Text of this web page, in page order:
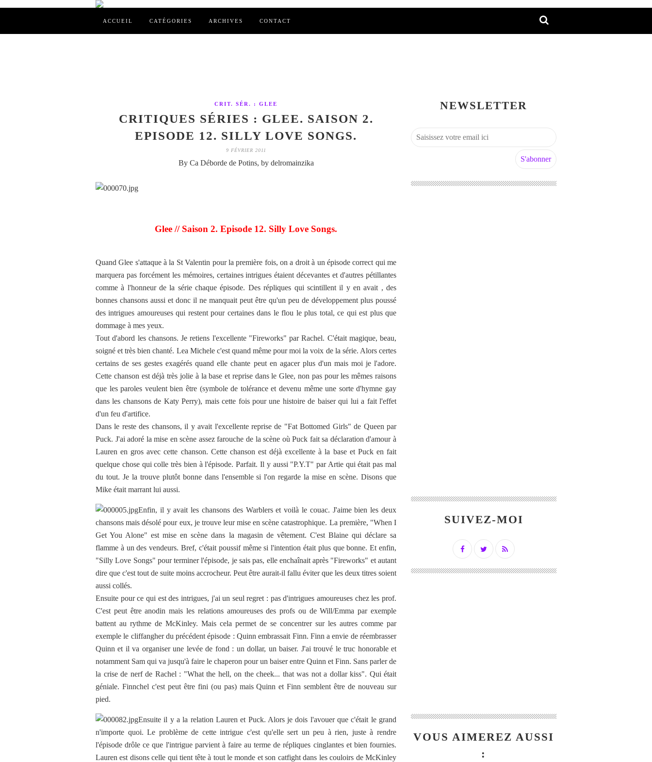
ACCUEIL CATÉGORIES ARCHIVES CONTACT
CRIT. SÉR. : GLEE
CRITIQUES SÉRIES : GLEE. SAISON 2.
EPISODE 12. SILLY LOVE SONGS.
9 FÉVRIER 2011
By Ca Déborde de Potins, by delromainzika
Glee // Saison 2. Episode 12. Silly Love Songs.
Quand Glee s'attaque à la St Valentin pour la première fois, on a droit à un épisode correct qui me
marquera pas forcément les mémoires, certaines intrigues étaient décevantes et d'autres pétillantes
comme à l'honneur de la série chaque épisode. Des répliques qui scintillent il y en avait , des
bonnes chansons aussi et donc il ne manquait peut être qu'un peu de développement plus poussé
des intrigues amoureuses qui restent pour certaines dans le flou le plus total, ce qui est plus que
dommage à mes yeux.
Tout d'abord les chansons. Je retiens l'excellente "Fireworks" par Rachel. C'était magique, beau,
soigné et très bien chanté. Lea Michele c'est quand même pour moi la voix de la série. Alors certes
certains de ses gestes exagérés quand elle chante peut en agacer plus d'un mais moi je l'adore.
Cette chanson est déjà très jolie à la base et reprise dans le Glee, non pas pour les mêmes raisons
que les paroles veulent bien être (symbole de tolérance et devenu même une sorte d'hymne gay
dans les chansons de Katy Perry), mais cette fois pour une histoire de baiser qui lui a fait l'effet
d'un feu d'artifice.
Dans le reste des chansons, il y avait l'excellente reprise de "Fat Bottomed Girls" de Queen par
Puck. J'ai adoré la mise en scène assez farouche de la scène où Puck fait sa déclaration d'amour à
Lauren en gros avec cette chanson. Cette chanson est déjà excellente à la base et Puck en fait
quelque chose qui colle très bien à l'épisode. Parfait. Il y aussi "P.Y.T" par Artie qui était pas mal
du tout. Je la trouve plutôt bonne dans l'ensemble si l'on regarde la mise en scène. Disons que
Mike était marrant lui aussi.
Enfin, il y avait les chansons des Warblers et voilà le couac. J'aime bien les deux
chansons mais désolé pour eux, je trouve leur mise en scène catastrophique. La première, "When I
Get You Alone" est mise en scène dans la magasin de vêtement. C'est Blaine qui déclare sa
flamme à un des vendeurs. Bref, c'était poussif même si l'intention était plus que bonne. Et enfin,
"Silly Love Songs" pour terminer l'épisode, je sais pas, elle enchaînait après "Fireworks" et autant
dire que c'est tout de suite moins accrocheur. Peut être aurait-il fallu éviter que les deux titres soient
aussi collés.
Ensuite pour ce qui est des intrigues, j'ai un seul regret : pas d'intrigues amoureuses chez les prof.
C'est peut être anodin mais les relations amoureuses des profs ou de Will/Emma par exemple
battent au rythme de McKinley. Mais cela permet de se concentrer sur les autres comme par
exemple le cliffangher du précédent épisode : Quinn embrassait Finn. Finn a envie de réembrasser
Quinn et il va organiser une levée de fond : un dollar, un baiser. J'ai trouvé le truc honorable et
notamment Sam qui va jusqu'à faire le chaperon pour un baiser entre Quinn et Finn. Sans parler de
la crise de nerf de Rachel : "What the hell, on the cheek... that was not a dollar kiss". Qui était
géniale. Finnchel c'est peut être fini (ou pas) mais Quinn et Finn semblent être de nouveau sur
pied.
Ensuite il y a la relation Lauren et Puck. Alors je dois l'avouer que c'était le grand
n'importe quoi. Le problème de cette intrigue c'est qu'elle sert un peu à rien, juste à rendre
l'épisode drôle ce que l'intrigue parvient à faire au terme de répliques cinglantes et bien fournies.
Lauren est disons celle qui tient tête à tout le monde et son catfight dans les couloirs de McKinley
NEWSLETTER
SUIVEZ-MOI
VOUS AIMEREZ AUSSI
: